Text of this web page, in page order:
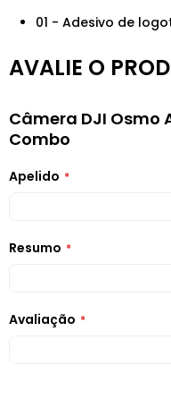
01 - Adesivo de
AVALIE O
Câmera DJI Osmo
Combo
Apelido
Resumo
Avaliação